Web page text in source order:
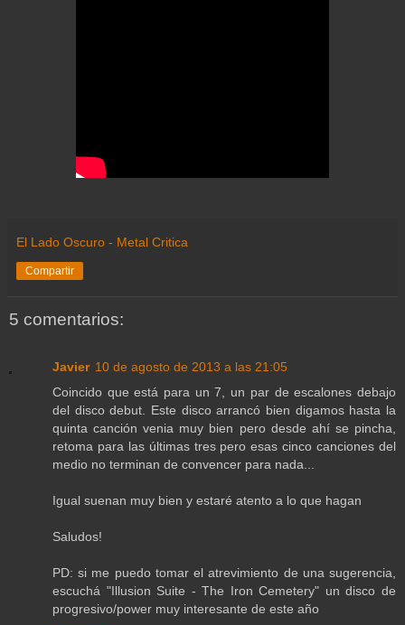
El Lado Oscuro - Metal Critica
Compartir
5 comentarios:
Javier 10 de agosto de 2013 a las 21:05
Coincido que está para un 7, un par de escalones debajo
del disco debut. Este disco arrancó bien digamos hasta la
quinta canción venia muy bien pero desde ahí se pincha,
retoma para las últimas tres pero esas cinco canciones del
medio no terminan de convencer para nada...
Igual suenan muy bien y estaré atento a lo que hagan
Saludos!
PD: si me puedo tomar el atrevimiento de una sugerencia,
escuchá "Illusion Suite - The Iron Cemetery" un disco de
progresivo/power muy interesante de este año